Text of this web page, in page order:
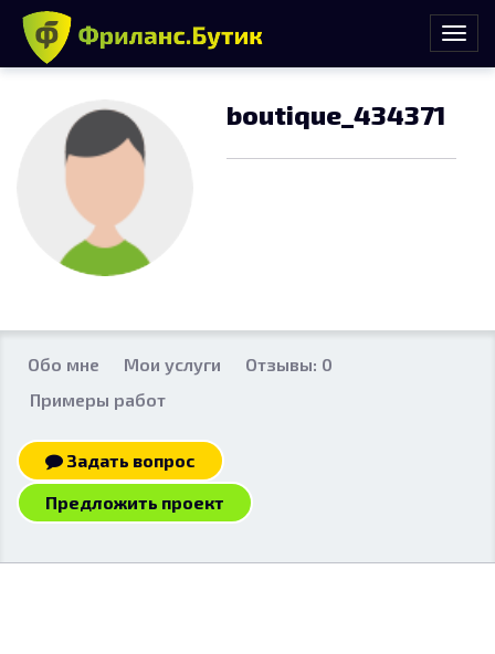
boutique_434371
Обо мне Мои услуги
Отзывы: 0
Примеры работ
Задать вопрос
Предложить проект